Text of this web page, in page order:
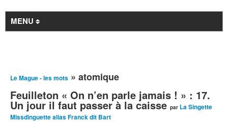
MENU
À la Une
Archives
Arts
Le Mague - les mots » atomique
Feuilleton « On n’en parle jamais ! » : 17.
Un jour il faut passer à la caisse par La Singette
Missdinguette alias Franck dit Bart